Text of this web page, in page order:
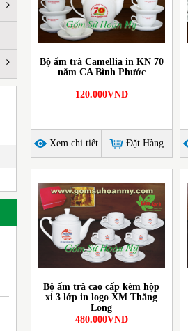
Bộ ấm trà Camellia in KN 70
năm CA Bình Phước
120.000VND
Xem chi tiết Đặt Hàng
Bộ ấm trà cao cấp kèm hộp
xi 3 lớp in logo XM Thăng
Long
480.000VND